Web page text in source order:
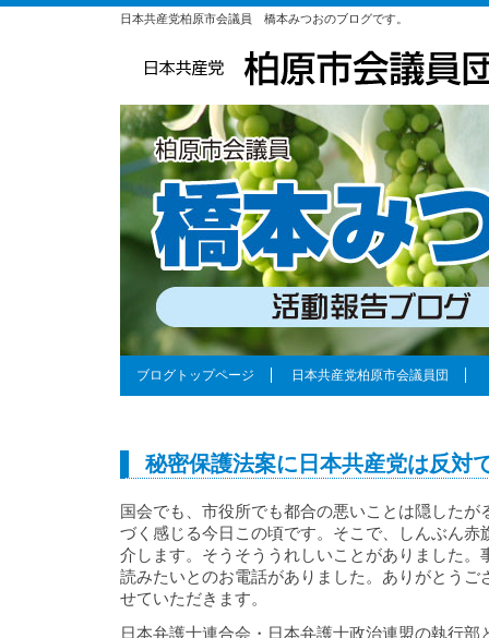
日本共産党柏原市会議員 橋本みつおのブログです。
ブログトップページ 日本共産党柏原市会議員団
秘密保護法案に日本共産党は反対
国会でも、市役所でも都合の悪いことは隠したが
づく感じる今日この頃です。そこで、しんぶん赤
介します。そうそううれしいことがありました。
読みたいとのお電話がありました。ありがとうご
せていただきます。
日本弁護士連合会・日本弁護士政治連盟の執行部